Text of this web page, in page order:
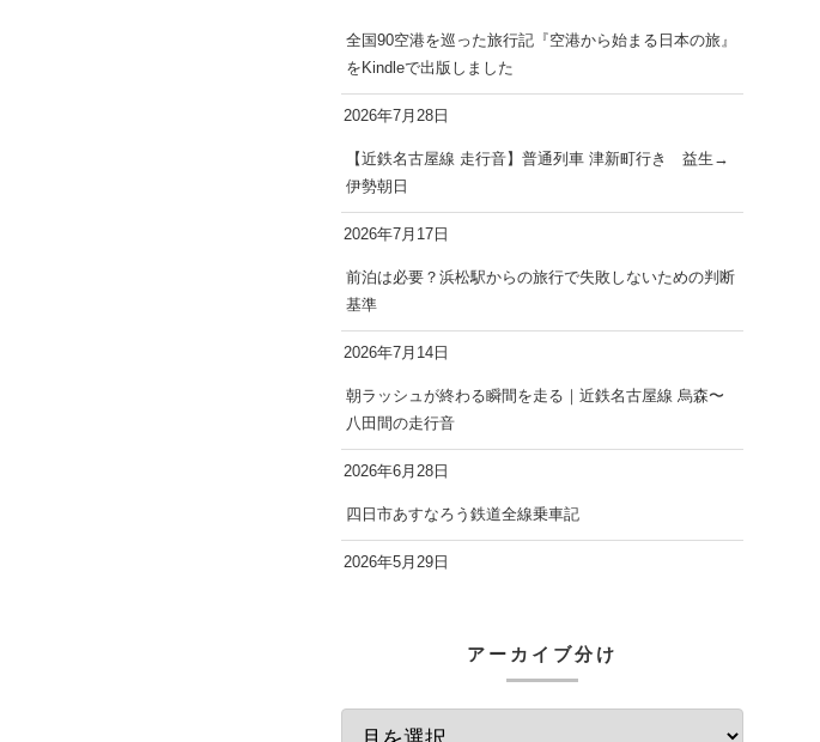
全国90空港を巡った旅行記『空港から始まる日本の旅』
をKindleで出版しました
2026年7月28日
【近鉄名古屋線 走行音】普通列車 津新町行き 益生→
伊勢朝日
2026年7月17日
前泊は必要？浜松駅からの旅行で失敗しないための判断
基準
2026年7月14日
朝ラッシュが終わる瞬間を走る｜近鉄名古屋線 烏森〜
八田間の走行音
2026年6月28日
四日市あすなろう鉄道全線乗車記
2026年5月29日
アーカイブ分け